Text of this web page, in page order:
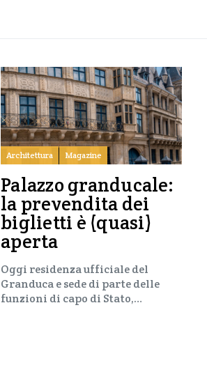
Architettura Magazine
Palazzo granducale:
la prevendita dei
biglietti è (quasi)
aperta
Oggi residenza ufficiale del
Granduca e sede di parte delle
funzioni di capo di Stato,…